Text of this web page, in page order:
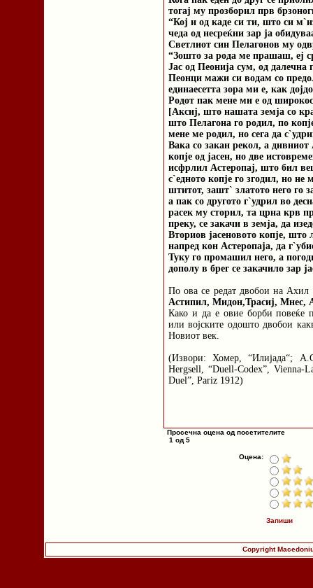
тогај му прозборил прв
“Кој и од каде си ти, што си
чеда од несреќни зар ја
Светлиот син Пелагонов му
“Зошто за рода ме прашаш, еј
Јас од Пеонија сум, од далечна
Пеонци мажи си водам со
единаесетта зора ми е, как
Родот пак мене ми е од
[Аксиј, што нашата земја со
што Пелагона го родил, по
мене ме родил, но сега да
Вака со закан рекол, а
копје од јасен, но две
исфрлил Астеропај, што бил
с`едното копје го згодил, но не
штитот, зашт` златото него го
а пак со другото г`удрил во
расек му сторил, та црна крв
преку, се закачи в земја, да
Вториов јасеновото копје,
напред кон Астеропаја, да
Туку го промашил него, а
дополу в брег се закачило зар
По ова се редат двобои на
Астипил, Мидон,Трасиј, Мнес,
Како и да е овие борби повеќе
или војските одошто двобои
Новиот век.
(Извори: Хомер, “Илијада“;
Hergsell, “Duell-Codex”, Vienna-
Duel”, Pariz 1912)
Просечна оцена од посетителите
1 од 5
Оцена:
Запиши
Copyright